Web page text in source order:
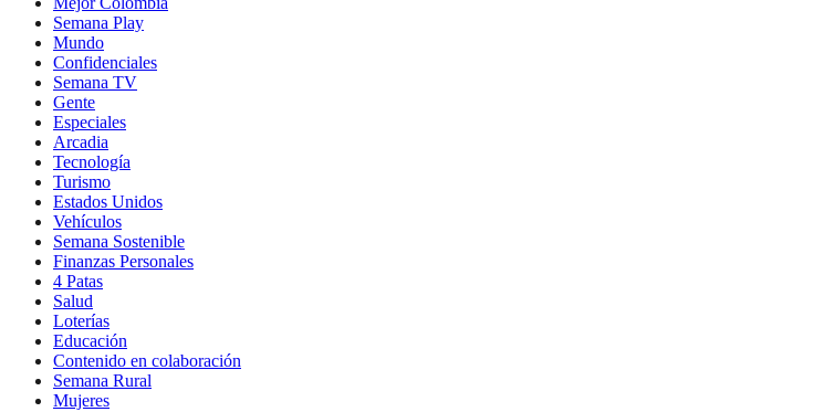
Semana Play
Mundo
Confidenciales
Semana TV
Gente
Especiales
Arcadia
Tecnología
Turismo
Estados Unidos
Vehículos
Semana Sostenible
Finanzas Personales
4 Patas
Salud
Loterías
Educación
Contenido en colaboración
Semana Rural
Mujeres